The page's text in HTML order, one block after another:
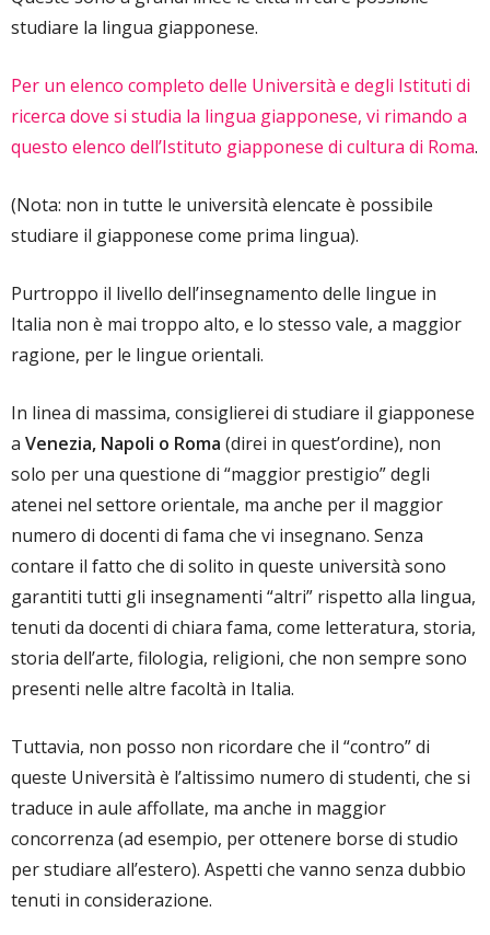
studiare la lingua giapponese.
Per un elenco completo delle Università e degli Istituti di
ricerca dove si studia la lingua giapponese, vi rimando a
questo elenco dell’Istituto giapponese di cultura di Roma.
(Nota: non in tutte le università elencate è possibile
studiare il giapponese come prima lingua).
Purtroppo il livello dell’insegnamento delle lingue in
Italia non è mai troppo alto, e lo stesso vale, a maggior
ragione, per le lingue orientali.
In linea di massima, consiglierei di studiare il giapponese
a Venezia, Napoli o Roma (direi in quest’ordine), non
solo per una questione di “maggior prestigio” degli
atenei nel settore orientale, ma anche per il maggior
numero di docenti di fama che vi insegnano. Senza
contare il fatto che di solito in queste università sono
garantiti tutti gli insegnamenti “altri” rispetto alla lingua,
tenuti da docenti di chiara fama, come letteratura, storia,
storia dell’arte, filologia, religioni, che non sempre sono
presenti nelle altre facoltà in Italia.
Tuttavia, non posso non ricordare che il “contro” di
queste Università è l’altissimo numero di studenti, che si
traduce in aule affollate, ma anche in maggior
concorrenza (ad esempio, per ottenere borse di studio
per studiare all’estero). Aspetti che vanno senza dubbio
tenuti in considerazione.